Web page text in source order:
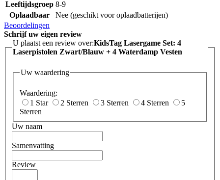
Leeftijdsgroep 8-9
Oplaadbaar
Nee (geschikt voor oplaadbatterijen)
Beoordelingen
Schrijf uw eigen review
U plaatst een review over:KidsTag Lasergame Set: 4
Laserpistolen Zwart/Blauw + 4 Waterdamp Vesten
Uw waardering
Waardering:
1 Star
2 Sterren 3 Sterren 4 Sterren
5
Sterren
Uw naam
Samenvatting
Review